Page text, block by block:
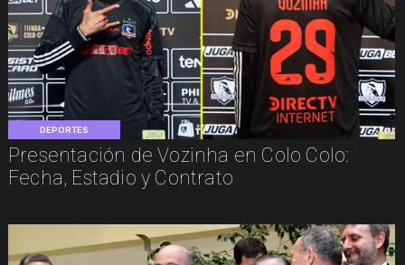
DEPORTES
Presentación de Vozinha en Colo Colo:
Fecha, Estadio y Contrato